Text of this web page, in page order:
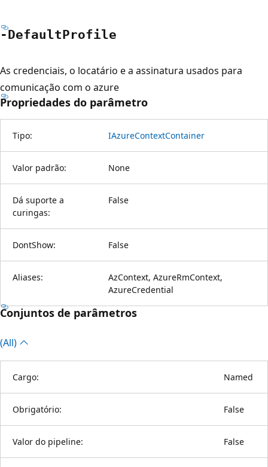
-DefaultProfile
As credenciais, o locatário e a assinatura usados para
comunicação com o azure
Propriedades do parâmetro
Tipo: IAzureContextContainer
Valor padrão: None
Dá suporte a
curingas:
False
DontShow: False
Aliases:
AzContext, AzureRmContext,
AzureCredential
Conjuntos de parâmetros
(All)
Cargo: Named
Obrigatório: False
Valor do pipeline: False